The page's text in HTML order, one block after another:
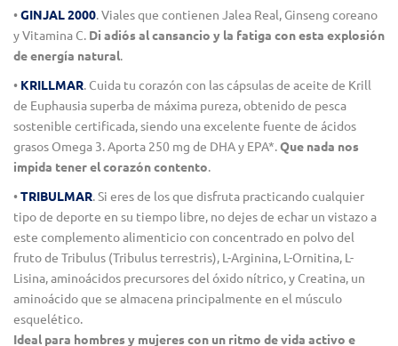
•GINJAL 2000. Viales que contienen Jalea Real, Ginseng coreano
y Vitamina C. Di adiós al cansancio y la fatiga con esta explosión
de energía natural.
• KRILLMAR. Cuida tu corazón con las cápsulas de aceite de Krill
de Euphausia superba de máxima pureza, obtenido de pesca
sostenible certificada, siendo una excelente fuente de ácidos
grasos Omega 3. Aporta 250 mg de DHA y EPA*.Que nada nos
impida tener el corazón contento.
•TRIBULMAR. Si eres de los que disfruta practicando cualquier
tipo de deporte en su tiempo libre, no dejes de echar un vistazo a
este complemento alimenticio con concentrado en polvo del
fruto de Tribulus (Tribulus terrestris), L-Arginina, L-Ornitina, L-
Lisina, aminoácidos precursores del óxido nítrico, y Creatina, un
aminoácido que se almacena principalmente en el músculo
esquelético.
Ideal para hombres y mujeres con un ritmo de vida activo e